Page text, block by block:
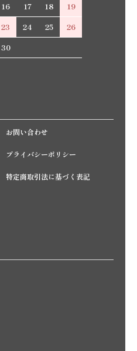
16 17 18
19
23 24 25
26
30
お問い合わせ
プライバシーポリシー
特定商取引法に基づく表記